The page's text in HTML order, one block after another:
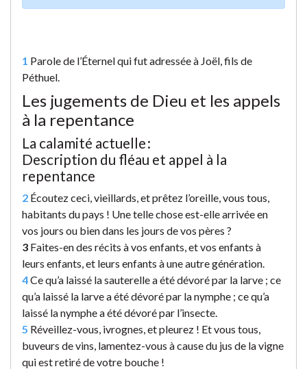
1 Parole de l’Éternel qui fut adressée à Joël, fils de
Péthuel.
Les jugements de Dieu et les appels
à la repentance
La calamité actuelle :
Description du fléau et appel à la
repentance
2 Écoutez ceci, vieillards, et prêtez l’oreille, vous tous,
habitants du pays ! Une telle chose est-elle arrivée en
vos jours ou bien dans les jours de vos pères ?
3 Faites-en des récits à vos enfants, et vos enfants à
leurs enfants, et leurs enfants à une autre génération.
4Ce qu’a laissé la sauterelle a été dévoré par la larve ; ce
qu’a laissé la larve a été dévoré par la nymphe ; ce qu’a
laissé la nymphe a été dévoré par l’insecte.
5 Réveillez-vous, ivrognes, et pleurez ! Et vous tous,
buveurs de vins, lamentez-vous à cause du jus de la vigne
qui est retiré de votre bouche !